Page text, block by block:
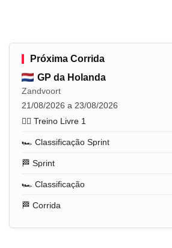
Próxima Corrida
GP da Holanda
Zandvoort
21/08/2026 a 23/08/2026
🏋️‍♂️ Treino Livre 1
🏎️ Classificação Sprint
🏁 Sprint
🏎️ Classificação
🏁 Corrida